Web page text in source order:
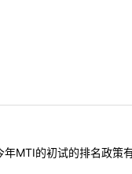
的初试的排名政策